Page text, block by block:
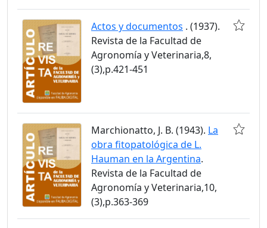
Actos y documentos . (1937).
Revista de la Facultad de
Agronomía y Veterinaria,8,
(3),p.421-451
Marchionatto, J. B. (1943). La
obra fitopatológica de L.
Hauman en la Argentina.
Revista de la Facultad de
Agronomía y Veterinaria,10,
(3),p.363-369